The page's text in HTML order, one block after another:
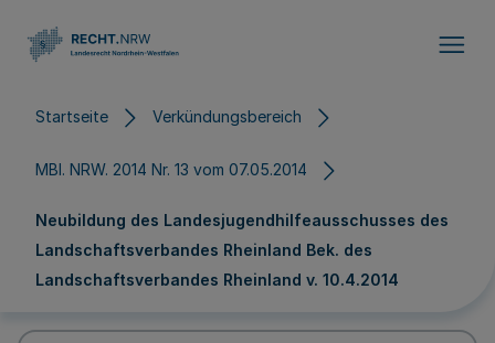
Startseite Verkündungsbereich
MBl. NRW. 2014 Nr. 13 vom 07.05.2014
Neubildung des Landesjugendhilfeausschusses des
Landschaftsverbandes Rheinland Bek. des
Landschaftsverbandes Rheinland v. 10.4.2014